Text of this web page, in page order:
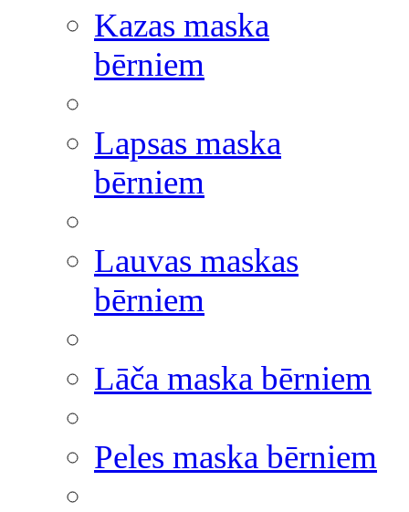
Kazas maska
bērniem
Lapsas maska
bērniem
Lauvas maskas
bērniem
Lāča maska bērniem
Peles maska bērniem